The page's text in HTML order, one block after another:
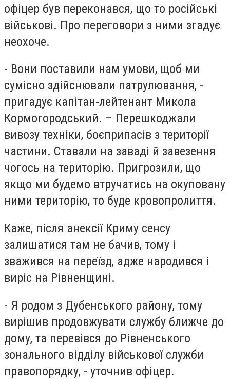
офіцер був переконався, що то російські
військові. Про переговори з ними згадує
неохоче.
- Вони поставили нам умови, щоб ми
сумісно здійснювали патрулювання, -
пригадує капітан-лейтенант Микола
Кормогородський. – Перешкоджали
вивозу техніки, боєприпасів з території
частини. Ставали на заваді й завезення
чогось на територію. Пригрозили, що
якщо ми будемо втручатись на окуповану
ними територію, то буде кровопролиття.
Каже, після анексії Криму сенсу
залишатися там не бачив, тому і
зважився на переїзд, адже народився і
виріс на Рівненщині.
- Я родом з Дубенського району, тому
вирішив продовжувати службу ближче до
дому, та перевівся до Рівненського
зонального відділу військової служби
правопорядку, - уточнив офіцер.